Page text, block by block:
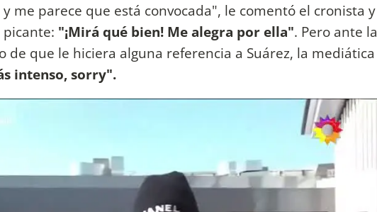
me parece que está convocada", le comentó el cronista y
"¡Mirá qué bien! Me alegra por ella". Pero ante la
de que le hiciera alguna referencia a Suárez, la mediática
intenso, sorry".